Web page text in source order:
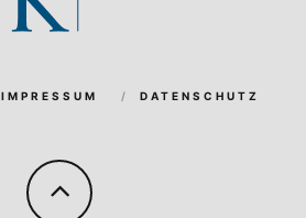
IMPRESSUM DATENSCHUTZ